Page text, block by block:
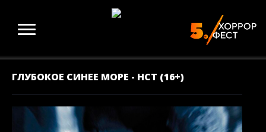
ГЛУБОКОЕ СИНЕЕ МОРЕ - НСТ (16+)